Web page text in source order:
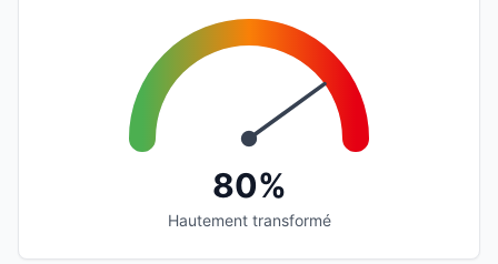
80%
Hautement transformé